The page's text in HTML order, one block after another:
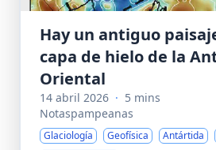
Hay un antiguo
capa de hielo de la
Oriental
14 abril 2026 · 5 mins
Notaspampeanas
Glaciología Geofísica Antártida